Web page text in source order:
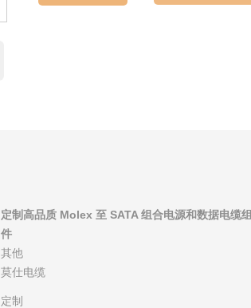
定制高品质 Molex 至 SATA 组合电源和数据电缆组
件
其他
莫仕电缆
定制